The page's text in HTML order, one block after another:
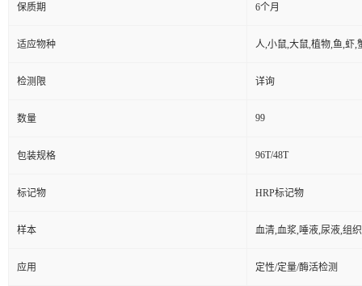
保质期 6个月
适应物种 人,小鼠,大鼠,植物,鱼,虾,
检测限 详询
数量 99
包装规格 96T/48T
标记物 HRP标记物
样本 血清,血浆,唾液,尿液,组
应用 定性/定量/酶活检测